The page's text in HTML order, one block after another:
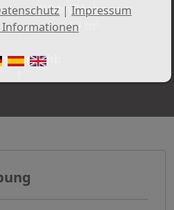
Wohnfläche ca.:
53 m²
| Impressum
Informationen